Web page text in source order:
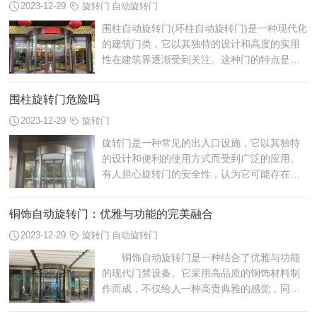
2023-12-29 旋转门 自动旋转门
围柱自动旋转门(环柱自动旋转门)是一种现代化
的建筑门类，它以其独特的设计和高度的实用
性在建筑界逐渐受到关注。这种门的特点是可
围柱旋转门危险吗
2023-12-29 旋转门
旋转门是一种常见的出入口设施，它以其独特
的设计和便利的使用方式而受到广泛的应用。
有人担心旋转门的安全性，认为它可能存在一
铜饰自动旋转门：优雅与功能的完美融合
2023-12-29 旋转门 自动旋转门
铜饰自动旋转门是一种结合了优雅与功能
的现代门禁设备。它采用高品质的铜饰材料制
作而成，不仅给人一种高贵典雅的感觉，同时